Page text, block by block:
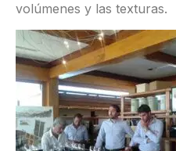
volúmenes y las texturas.